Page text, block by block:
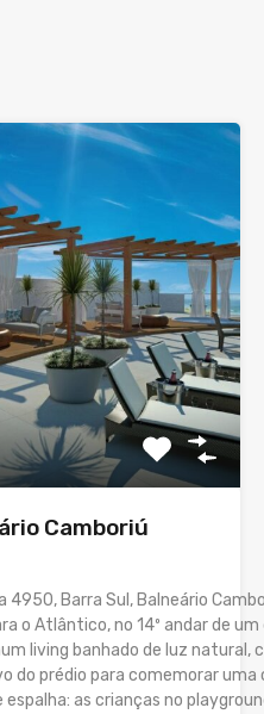
Camboriú
4950, Barra Sul, Balneário
o Atlântico, no 14º andar de
living banhado de luz
do prédio para comemorar
espalha: as crianças no